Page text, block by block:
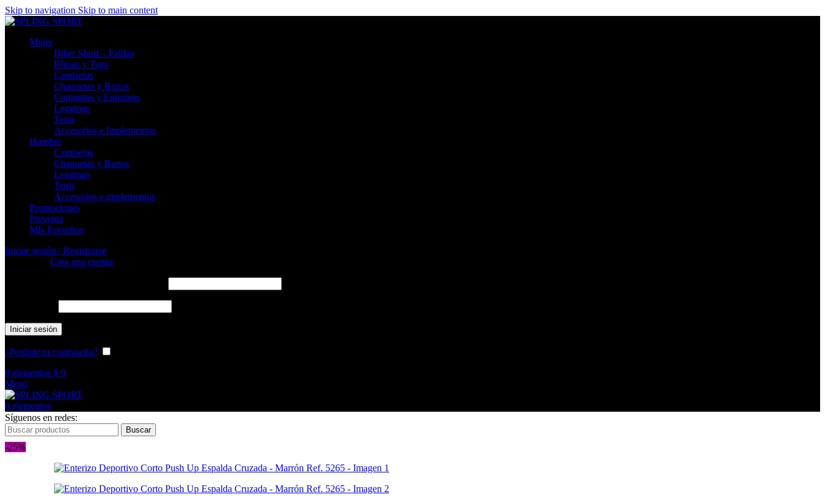
Skip to navigation Skip to main content
Mujer
Biker Short – Faldas
Blusas y Tops
Camisetas
Chaquetas y Buzos
Conjuntos y Enterizos
Leggings
Tenis
Accesorios e Implementos
Hombre
Camisetas
Chaquetas y Buzos
Leggings
Tenis
Accesorios e implementos
Promociones
Preventa
MIs Favoritos
Iniciar sesión / Registrarse
Crea una cuenta
Iniciar sesión
¿Perdiste tu contraseña?
0 elementos $ 0
Menú
0 elementos
Síguenos en redes:
Buscar
-25%